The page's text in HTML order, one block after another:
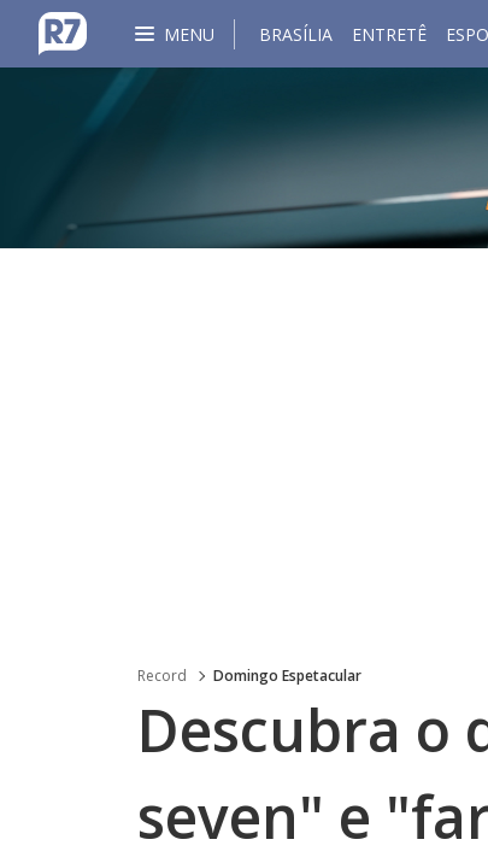
MENU BRASÍLIA ENTRETÊ
Record Domingo Espetacular
Descubra o
seven" e